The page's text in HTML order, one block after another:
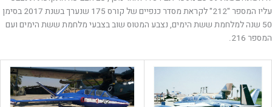
עליו המספר "212" לקראת מסדר כנפיים של קורס 175 שנערך בשנת 2017 בסימן
50 שנה למלחמת ששת הימים, נצבע המטוס שוב בצבעי מלחמת ששת הימים ועם
המספר 216.